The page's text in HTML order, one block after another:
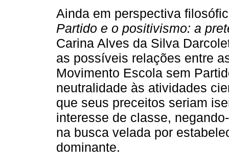
Ainda em perspectiva
Partido e o positivismo: a
Carina Alves da Silva
as possíveis relações entre
Movimento Escola sem
neutralidade às atividades
que seus preceitos seriam
interesse de classe,
na busca velada por
dominante.